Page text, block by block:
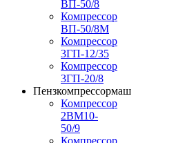
ВП-50/8
Компрессор
ВП-50/8М
Компрессор
3ГП-12/35
Компрессор
3ГП-20/8
Пензкомпрессормаш
Компрессор
2ВМ10-
50/9
Компрессор